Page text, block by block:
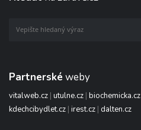
Partnerské weby
vitalweb.cz | utulne.cz | biochemicka.cz
kdechcibydlet.cz | irest.cz | dalten.cz